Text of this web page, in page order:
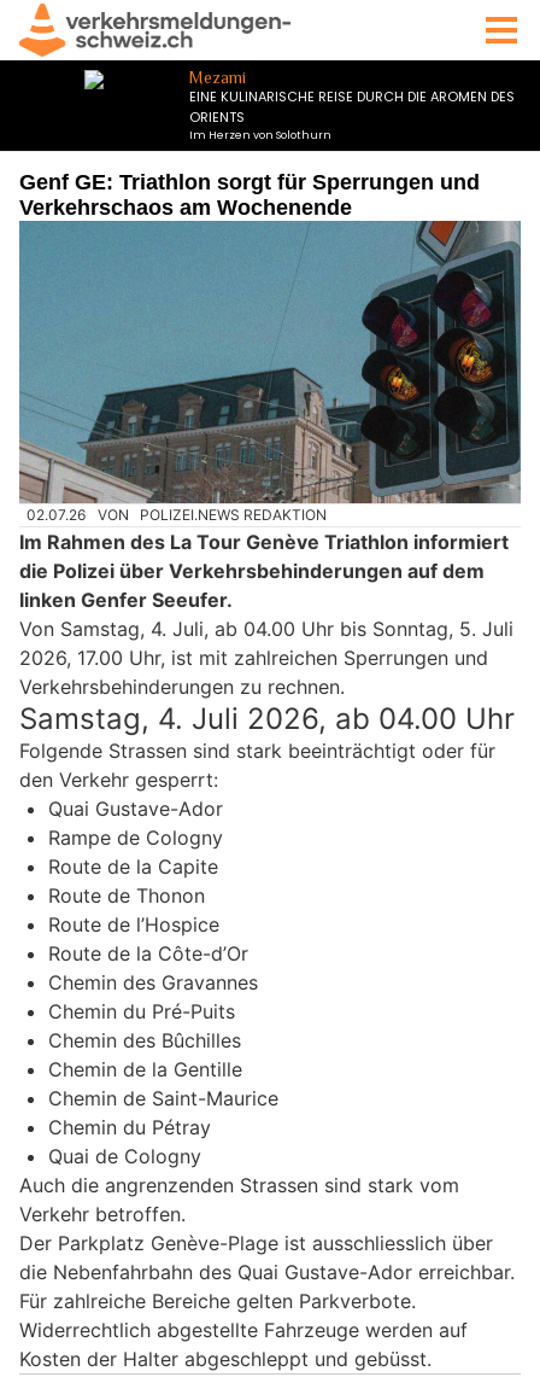
Genf GE: Triathlon sorgt für Sperrungen und
Verkehrschaos am Wochenende
02.07.26 VON POLIZEI.NEWS REDAKTION
Im Rahmen des La Tour Genève Triathlon informiert
die Polizei über Verkehrsbehinderungen auf dem
linken Genfer Seeufer.
Von Samstag, 4. Juli, ab 04.00 Uhr bis Sonntag, 5. Juli
2026, 17.00 Uhr, ist mit zahlreichen Sperrungen und
Verkehrsbehinderungen zu rechnen.
Samstag, 4. Juli 2026, ab 04.00 Uhr
Folgende Strassen sind stark beeinträchtigt oder für
den Verkehr gesperrt:
Quai Gustave-Ador
Rampe de Cologny
Route de la Capite
Route de Thonon
Route de l’Hospice
Route de la Côte-d’Or
Chemin des Gravannes
Chemin du Pré-Puits
Chemin des Bûchilles
Chemin de la Gentille
Chemin de Saint-Maurice
Chemin du Pétray
Quai de Cologny
Auch die angrenzenden Strassen sind stark vom
Verkehr betroffen.
Der Parkplatz Genève-Plage ist ausschliesslich über
die Nebenfahrbahn des Quai Gustave-Ador erreichbar.
Für zahlreiche Bereiche gelten Parkverbote.
Widerrechtlich abgestellte Fahrzeuge werden auf
Kosten der Halter abgeschleppt und gebüsst.